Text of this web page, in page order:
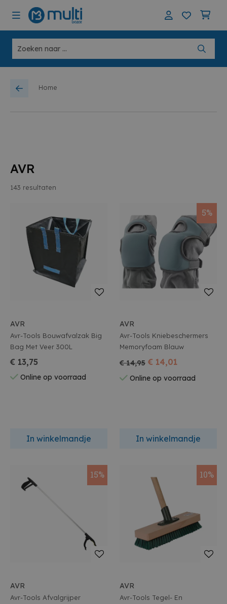
Home
AVR
143 resultaten
AVR
Avr-Tools Bouwafvalzak Big
Bag Met Veer 300L
€ 13,75
Online op voorraad
In winkelmandje
5%
AVR
Avr-Tools Kniebeschermers
Memoryfoam Blauw
€ 14,95 € 14,01
Online op voorraad
In winkelmandje
15%
AVR
Avr-Tools Afvalgrijper
10%
AVR
Avr-Tools Tegel- En